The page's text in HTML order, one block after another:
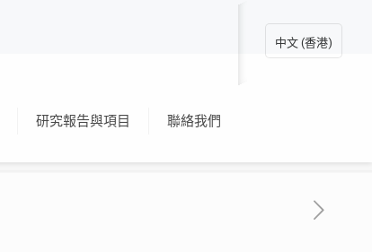
研究報告與項目 聯絡我們
中文 (香港)